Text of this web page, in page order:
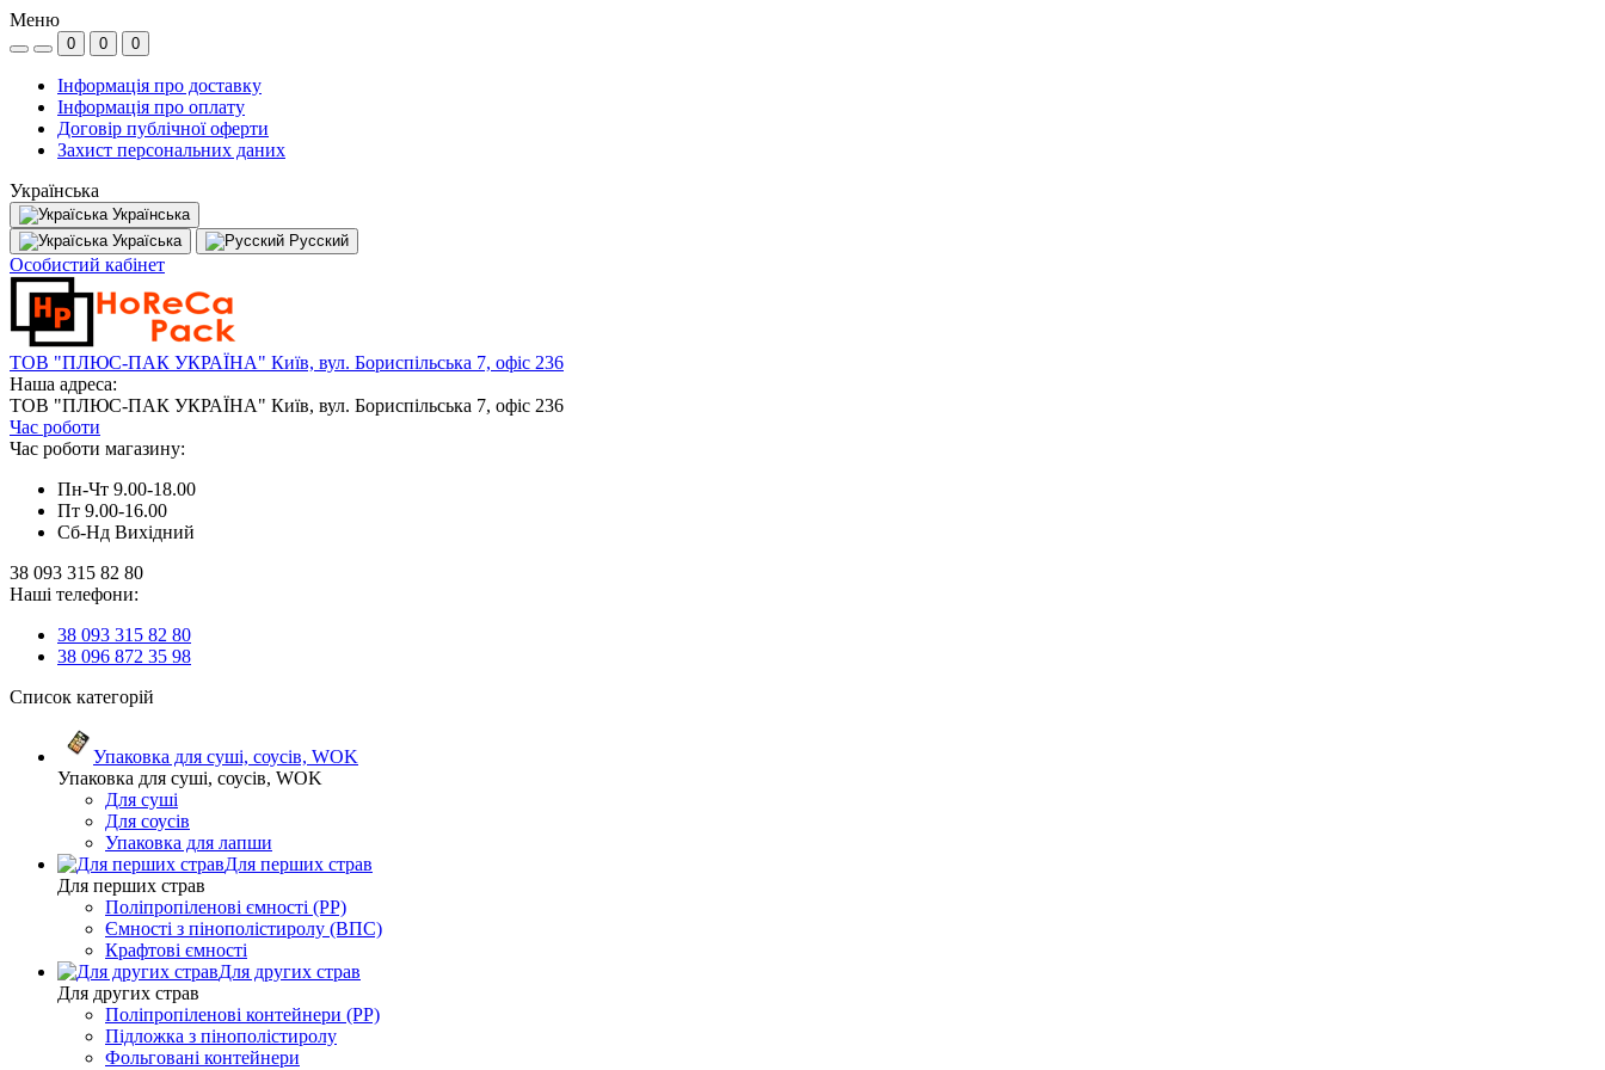
Меню
0 0 0
Інформація про доставку
Інформація про оплату
Договір публічної оферти
Захист персональних даних
Українська
Українська
Україська
Русский
Особистий кабінет
ТОВ "ПЛЮС-ПАК УКРАЇНА" Київ, вул. Бориспільська 7, офіс 236
Наша адреса:
ТОВ "ПЛЮС-ПАК УКРАЇНА" Київ, вул. Бориспільська 7, офіс 236
Час роботи
Час роботи магазину:
Пн-Чт 9.00-18.00
Пт 9.00-16.00
Сб-Нд Вихідний
38 093 315 82 80
Наші телефони:
38 093 315 82 80
38 096 872 35 98
Список категорій
Упаковка для суші, соусів, WOK
Упаковка для суші, соусів, WOK
Для суші
Для соусів
Упаковка для лапши
Для перших страв
Для перших страв
Поліпропіленові ємності (PP)
Ємності з пінополістиролу (ВПС)
Крафтові ємності
Для других страв
Для других страв
Поліпропіленові контейнери (PP)
Підложка з пінополістиролу
Фольговані контейнери